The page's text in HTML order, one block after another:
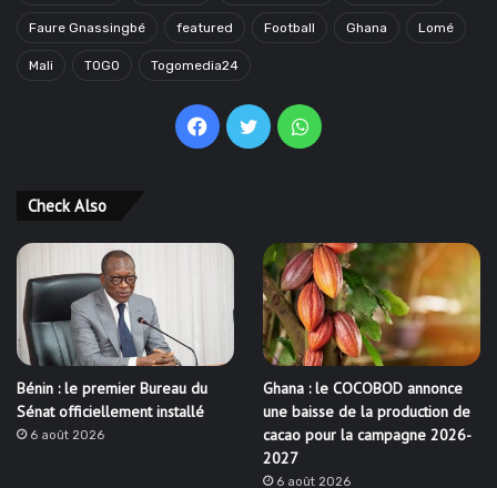
Faure Gnassingbé featured Football Ghana Lomé
Mali TOGO Togomedia24
Facebook
TwitterWhatsApp
Check Also
Bénin : le premier Bureau du
Sénat officiellement installé
6 août 2026
Ghana : le COCOBOD annonce
une baisse de la production de
cacao pour la campagne 2026-
2027
6 août 2026